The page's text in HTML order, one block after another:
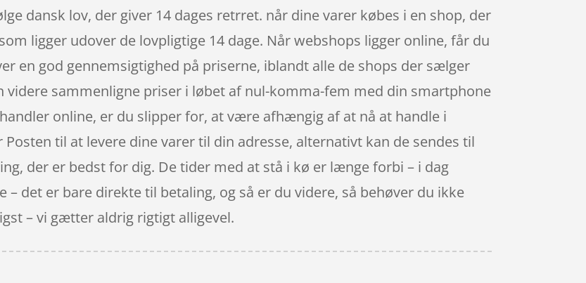
dansk lov, der giver 14 dages retrret. når dine varer købes i en shop, der
ligger udover de lovpligtige 14 dage. Når webshops ligger online, får du
en god gennemsigtighed på priserne, iblandt alle de shops der sælger
videre sammenligne priser i løbet af nul-komma-fem med din smartphone
online, er du slipper for, at være afhængig af at nå at handle i
til at levere dine varer til din adresse, alternativt kan de sendes til
der er bedst for dig. De tider med at stå i kø er længe forbi – i dag
det er bare direkte til betaling, og så er du videre, så behøver du ikke
– vi gætter aldrig rigtigt alligevel.